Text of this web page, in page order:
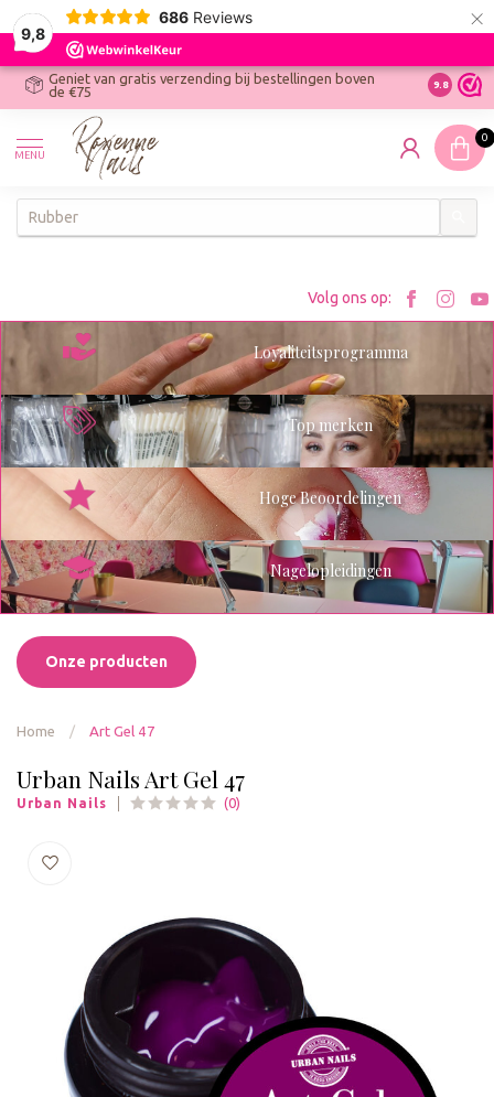
9,8
686 Reviews ×
Geniet van gratis verzending bij bestellingen boven
de €75
Ontdek
9.8
MENU
0
Volg ons op:
Bezoek
Loyaliteitsprogramma
Top merken
Hoge Beoordelingen
Nagelopleidingen
Onze producten
Home / Art Gel 47
Urban Nails Art Gel 47
Urban Nails (0)